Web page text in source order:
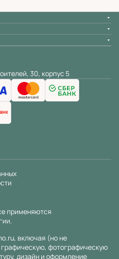
30, корпус 5
применяются
.
включая (но не
фотографическую
дизайн и оформление